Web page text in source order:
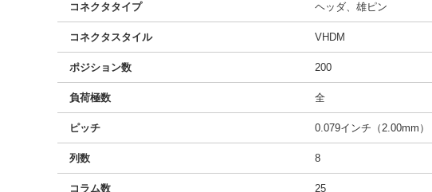
コネクタタイプ ヘッダ、雄ピン
コネクタスタイル VHDM
ポジション数 200
負荷極数 全
ピッチ 0.079インチ（2.00mm）
列数 8
コラム数 25